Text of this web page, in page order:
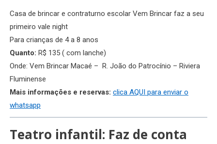
Casa de brincar e contraturno escolar Vem Brincar faz a seu
primeiro vale night
Para crianças de 4 a 8 anos
Quanto: R$ 135 ( com lanche)
Onde: Vem Brincar Macaé – R. João do Patrocínio – Riviera
Fluminense
Mais informações e reservas: clica AQUI para enviar o
whatsapp
Teatro infantil: Faz de conta